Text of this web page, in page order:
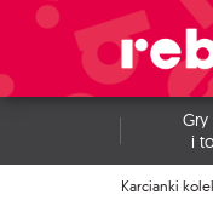
i
Karcianki